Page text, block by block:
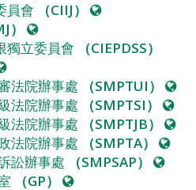
員會 （CIIJ）
網
）
網
站
獨立委員會
（CIEPDSS）
網
站
法院辦事處 （SMPTUI）
網
法院辦事處 （SMPTSI）
網
站
法院辦事處 （SMPTJB）
網
法院辦事處 （SMPTA）
網
訟辦事處 （SMPSAP）
網
（GP）
網